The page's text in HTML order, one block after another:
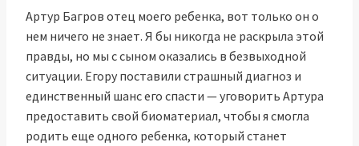
Артур Багров отец моего ребенка, вот только он о
нем ничего не знает. Я бы никогда не раскрыла этой
правды, но мы с сыном оказались в безвыходной
ситуации. Егору поставили страшный диагноз и
единственный шанс его спасти — уговорить Артура
предоставить свой биоматериал, чтобы я смогла
родить еще одного ребенка, который станет